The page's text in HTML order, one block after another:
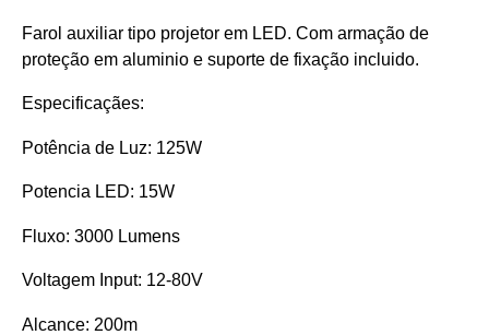
Farol auxiliar tipo projetor em LED. Com armação de
proteção em aluminio e suporte de fixação incluido.
Especificaçães:
Potência de Luz: 125W
Potencia LED: 15W
Fluxo: 3000 Lumens
Voltagem Input: 12-80V
Alcance: 200m